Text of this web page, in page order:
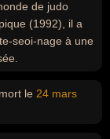
de judo
(1992), il a
seoi-nage à une
le 24 mars